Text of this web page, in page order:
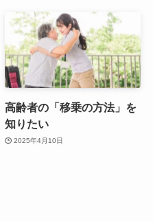
高齢者の「移乗の方法」を
知りたい
2025年4月10日